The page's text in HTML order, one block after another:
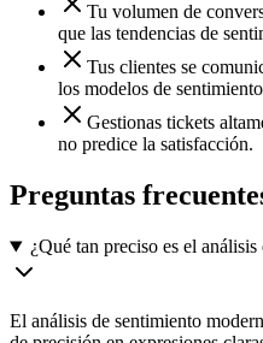
Tu volumen de
que las tendencias de
Tus clientes se
los modelos de
Gestionas tickets
no predice la satisfacción.
Preguntas
¿Qué tan preciso es el
El análisis de sentimiento